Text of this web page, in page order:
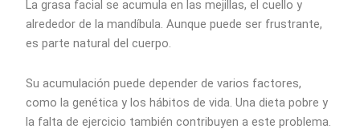
La grasa facial se acumula en las mejillas, el cuello y
alrededor de la mandíbula. Aunque puede ser frustrante,
es parte natural del cuerpo.
Su acumulación puede depender de varios factores,
como la genética y los hábitos de vida. Una dieta pobre y
la falta de ejercicio también contribuyen a este problema.